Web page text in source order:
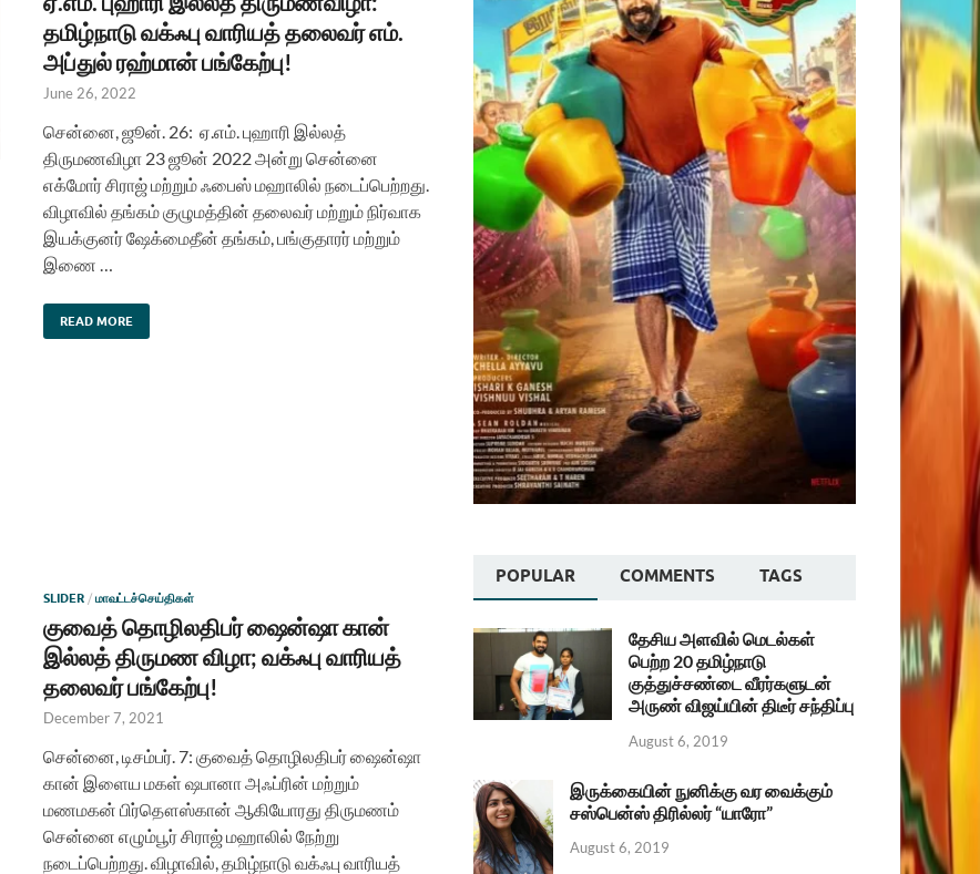
தமிழ்நாடு வக்ஃபு வாரியத் தலைவர் எம்.
அப்துல் ரஹ்மான் பங்கேற்பு!
June 26, 2022
சென்னை, ஜூன். 26: ஏ.எம். புஹாரி இல்லத்
திருமணவிழா 23 ஜூன் 2022 அன்று சென்னை
எக்மோர் சிராஜ் மற்றும் ஃபைஸ் மஹாலில் நடைப்பெற்றது.
விழாவில் தங்கம் குழுமத்தின் தலைவர் மற்றும் நிர்வாக
இயக்குனர் ஷேக்மைதீன் தங்கம், பங்குதாரர் மற்றும்
இணை …
READ MORE
SLIDER / மாவட்டச்செய்திகள்
குவைத் தொழிலதிபர் ஷைன்ஷா கான்
இல்லத் திருமண விழா; வக்ஃபு வாரியத்
தலைவர் பங்கேற்பு!
December 7, 2021
சென்னை, டிசம்பர். 7: குவைத் தொழிலதிபர் ஷைன்ஷா
கான் இளைய மகள் ஷபானா அஃப்ரின் மற்றும்
மணமகன் பிர்தௌஸ்கான் ஆகியோரது திருமணம்
சென்னை எழும்பூர் சிராஜ் மஹாலில் நேற்று
நடைப்பெற்றது. விழாவில், தமிழ்நாடு வக்ஃபு வாரியத்
POPULAR COMMENTS TAGS
தேசிய அளவில் மெடல்கள்
பெற்ற 20 தமிழ்நாடு
குத்துச்சண்டை வீரர்களுடன்
அருண் விஜய்யின் திடீர் சந்திப்பு
August 6, 2019
இருக்கையின் நுனிக்கு வர வைக்கும்
சஸ்பென்ஸ் திரில்லர் “யாரோ”
August 6, 2019